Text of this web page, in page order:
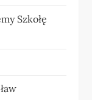
Szkołę